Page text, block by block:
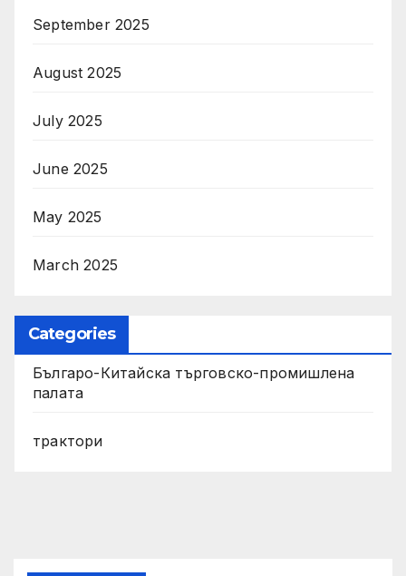
September 2025
August 2025
July 2025
June 2025
May 2025
March 2025
Categories
Българо-Китайска търговско-промишлена
палата
трактори